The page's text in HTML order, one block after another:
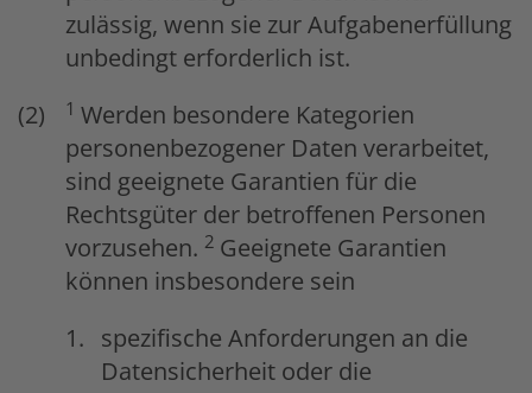
zulässig, wenn sie zur Aufgabenerfüllung
unbedingt erforderlich ist.
1 Werden besondere Kategorien
personenbezogener Daten verarbeitet,
sind geeignete Garantien für die
Rechtsgüter der betroffenen Personen
vorzusehen. 2 Geeignete Garantien
können insbesondere sein
spezifische Anforderungen an die
Datensicherheit oder die